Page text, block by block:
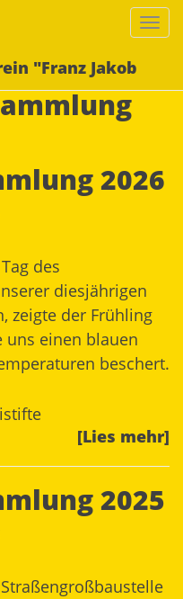
"Franz Jakob
2026
des
diesjährigen
zeigte der Frühling
uns einen blauen
beschert.
[Lies mehr]
2025